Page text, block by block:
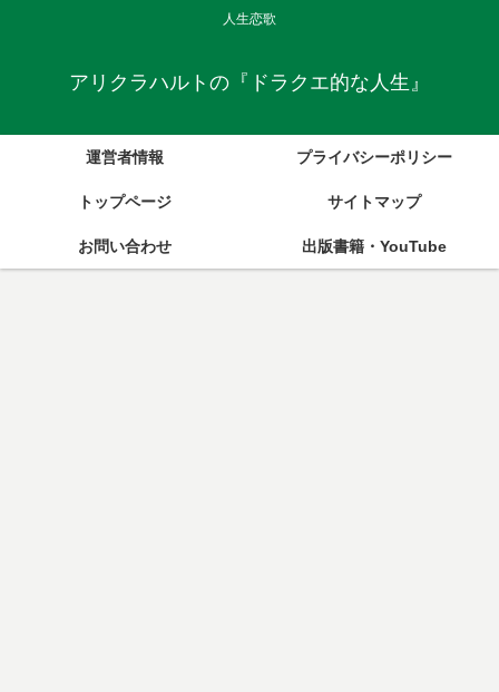
人生恋歌
アリクラハルトの『ドラクエ的な人生』
運営者情報 プライバシーポリシー
トップページ サイトマップ
お問い合わせ 出版書籍・YouTube